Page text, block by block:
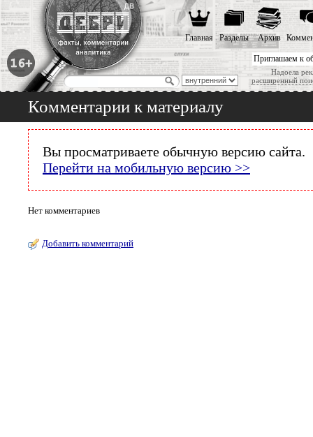
Приглашаем к
Надоела
расширенный
Главная Разделы Архив
Комментарии к материалу
Вы просматриваете обычную версию сайта.
Перейти на мобильную версию >>
Нет комментариев
Добавить комментарий